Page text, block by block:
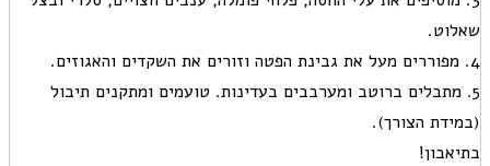
שאלוט.
4. מפוררים מעל את גבינת הפטה וזורים את השקדים והאגוזים.
5. מתבלים ברוטב ומערבבים בעדינות. טועמים ומתקנים תיבול
(במידת הצורך).
בתיאבון!